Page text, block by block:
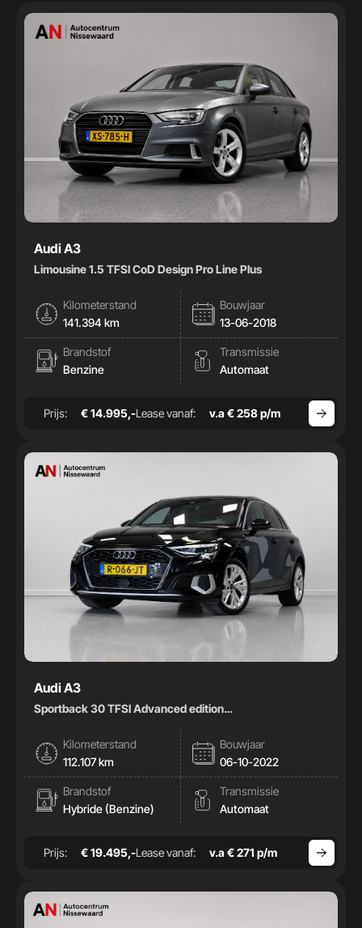
Handgeschakeld 32
Carrosserie
Carrosserie
Prijs (€)
-
Kilometerstand
Bouwjaar
Audi A3
Limousine 1.5 TFSI CoD Design Pro Line Plus
Kilometerstand
141.394 km
Bouwjaar
13-06-2018
Brandstof
Benzine
Transmissie
Automaat
Prijs: € 14.995,-Lease vanaf: v.a € 258 p/m
Audi A3
Sportback 30 TFSI Advanced edition
Kilometerstand
112.107 km
Bouwjaar
06-10-2022
Brandstof
Hybride (Benzine)
Transmissie
Automaat
Prijs: € 19.495,-Lease vanaf: v.a € 271 p/m